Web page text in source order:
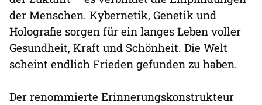
der Menschen. Kybernetik, Genetik und
Holografie sorgen für ein langes Leben voller
Gesundheit, Kraft und Schönheit. Die Welt
scheint endlich Frieden gefunden zu haben.
Der renommierte Erinnerungskonstrukteur